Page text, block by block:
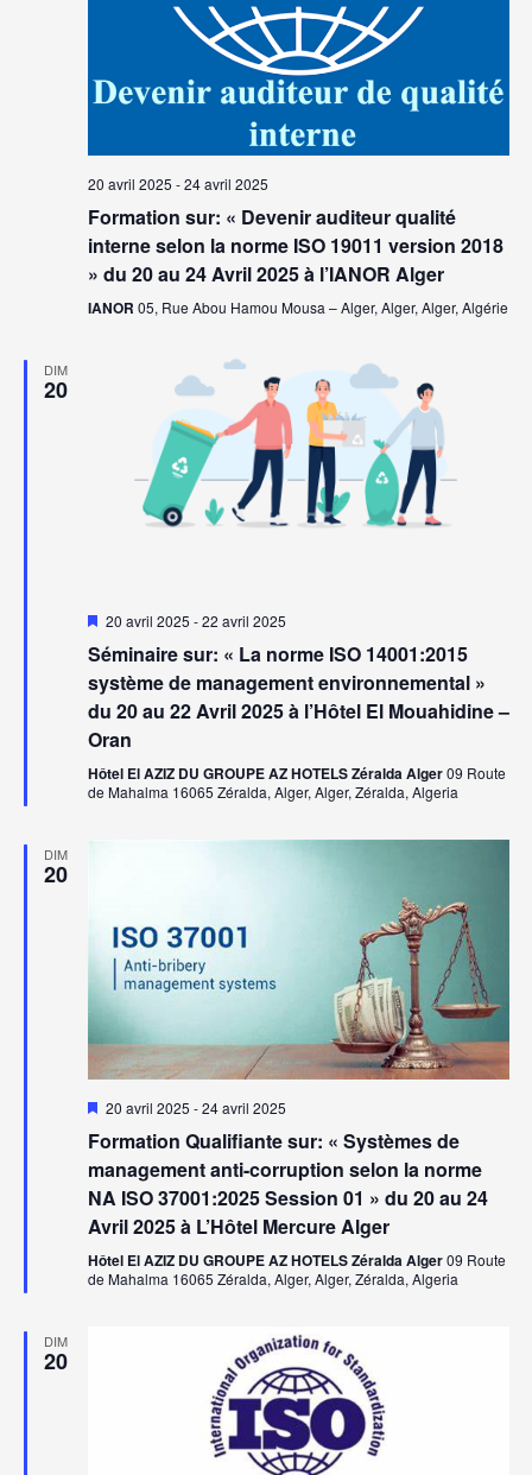
20 avril 2025 -24 avril 2025
Formation sur: « Devenir auditeur qualité
interne selon la norme ISO 19011 version 2018
» du 20 au 24 Avril 2025 à l’IANOR Alger
IANOR 05, Rue Abou Hamou Mousa – Alger, Alger, Alger, Algérie
DIM
20
Mis
avant
20 avril 2025 -22 avril 2025
Séminaire sur: « La norme ISO 14001:2015
système de management environnemental »
du 20 au 22 Avril 2025 à l’Hôtel El Mouahidine –
Oran
Hôtel El AZIZ DU GROUPE AZ HOTELS Zéralda Alger09 Route
de Mahalma 16065 Zéralda, Alger, Alger, Zéralda, Algeria
DIM
20
Mis
avant
20 avril 2025 -24 avril 2025
Formation Qualifiante sur: « Systèmes de
management anti-corruption selon la norme
NA ISO 37001:2025 Session 01 » du 20 au 24
Avril 2025 à L’Hôtel Mercure Alger
Hôtel El AZIZ DU GROUPE AZ HOTELS Zéralda Alger09 Route
de Mahalma 16065 Zéralda, Alger, Alger, Zéralda, Algeria
DIM
20